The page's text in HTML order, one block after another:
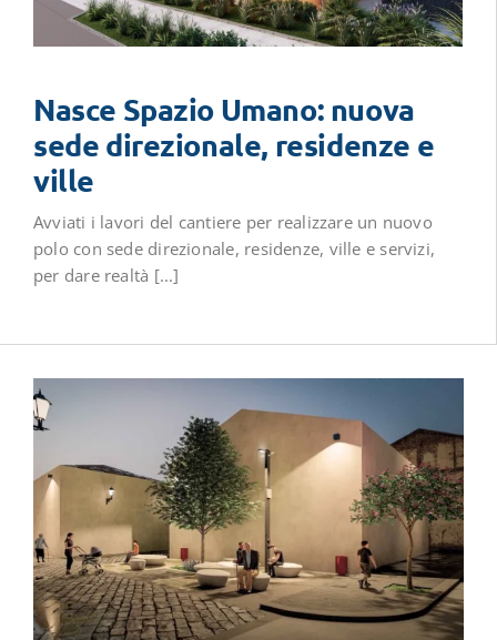
Nasce Spazio Umano: nuova
sede direzionale, residenze e
ville
Avviati i lavori del cantiere per realizzare un nuovo
polo con sede direzionale, residenze, ville e servizi,
per dare realtà [...]